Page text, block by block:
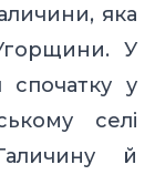
яка
У
спочатку у
селі
й